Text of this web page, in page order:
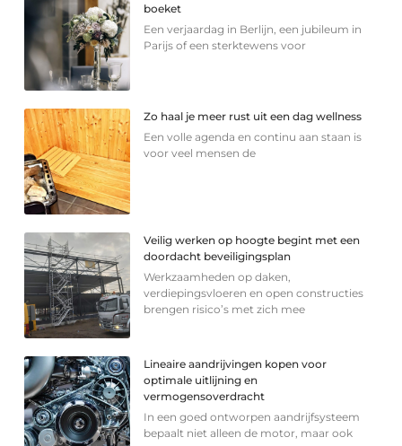
boeket
Een verjaardag in Berlijn, een jubileum in
Parijs of een sterkte­wens voor
Zo haal je meer rust uit een dag wellness
Een volle agenda en continu aan staan is
voor veel mensen de
Veilig werken op hoogte begint met een
doordacht beveiligingsplan
Werkzaamheden op daken,
verdiepingsvloeren en open constructies
brengen risico’s met zich mee
Lineaire aandrijvingen kopen voor
optimale uitlijning en
vermogensoverdracht
In een goed ontworpen aandrijfsysteem
bepaalt niet alleen de motor, maar ook